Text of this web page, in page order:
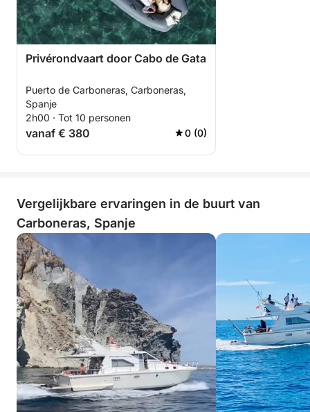
Privérondvaart door Cabo de Gata
Puerto de Carboneras, Carboneras,
Spanje
2h00 · Tot 10 personen
vanaf € 380 0 (0)
Vergelijkbare ervaringen in de buurt van
Carboneras, Spanje